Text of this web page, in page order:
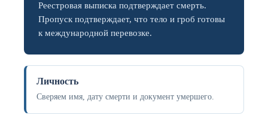
Реестровая выписка подтверждает смерть.
Пропуск подтверждает, что тело и гроб готовы
к международной перевозке.
Личность
Сверяем имя, дату смерти и документ умершего.